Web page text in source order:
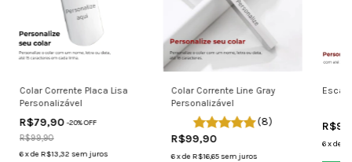
Colar Corrente Placa Lisa
Personalizável
R$79,90-20% OFF
R$99,90
6xdeR$13,32 sem juros
Colar Corrente Line Gray
Personalizável
(8)
R$99,90
6xdeR$16,65 sem juros
6xde